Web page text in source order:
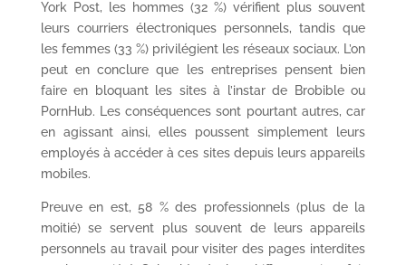
York Post, les hommes (32 %) vérifient plus souvent
leurs courriers électroniques personnels, tandis que
les femmes (33 %) privilégient les réseaux sociaux. L’on
peut en conclure que les entreprises pensent bien
faire en bloquant les sites à l’instar de Brobible ou
PornHub. Les conséquences sont pourtant autres, car
en agissant ainsi, elles poussent simplement leurs
employés à accéder à ces sites depuis leurs appareils
mobiles.
Preuve en est, 58 % des professionnels (plus de la
moitié) se servent plus souvent de leurs appareils
personnels au travail pour visiter des pages interdites